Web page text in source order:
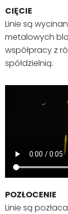
CIĘCIE
Linie są
metalowych
współpracy z
spółdzielnią.
POZŁOCENIE
Linie są